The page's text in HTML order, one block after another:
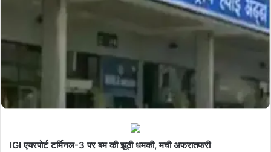
IGI एयरपोर्ट टर्मिनल-3 पर बम की झूठी धमकी, मची अफरातफरी